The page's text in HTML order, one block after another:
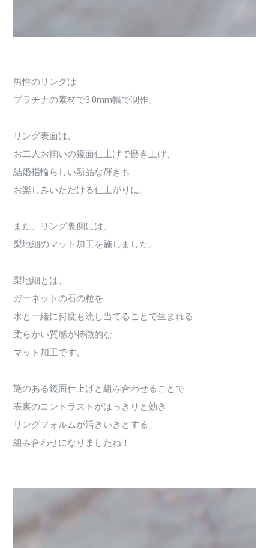
男性のリングは
プラチナの素材で3.0mm幅で制作。
リング表面は、
お二人お揃いの鏡面仕上げで磨き上げ、
結婚指輪らしい新品な輝きも
お楽しみいただける仕上がりに。
また、リング裏側には、
梨地細のマット加工を施しました。
梨地細とは、
ガーネットの石の粒を
水と一緒に何度も流し当てることで生まれる
柔らかい質感が特徴的な
マット加工です。
艶のある鏡面仕上げと組み合わせることで
表裏のコントラストがはっきりと効き
リングフォルムが活きいきとする
組み合わせになりましたね！